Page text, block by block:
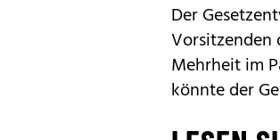
Der
Vorsitzenden
Mehrheit im
könnte der